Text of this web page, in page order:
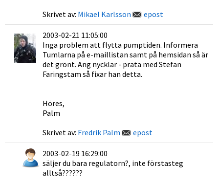
Skrivet av: Mikael Karlsson epost
2003-02-21 11:05:00
Inga problem att flytta pumptiden. Informera
Tumlarna på e-maillistan samt på hemsidan så är
det grönt. Ang nycklar - prata med Stefan
Faringstam så fixar han detta.
Höres,
Palm
Skrivet av: Fredrik Palm epost
2003-02-19 16:29:00
säljer du bara regulatorn?, inte förstasteg
alltså??????